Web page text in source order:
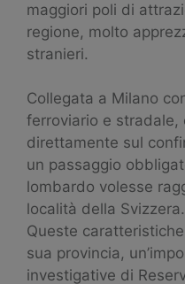
maggiori poli di
regione, molto
stranieri.
Collegata a Milano
ferroviario e stradale,
direttamente sul
un passaggio
lombardo volesse
località della Svizzera.
Queste
sua provincia,
investigative di